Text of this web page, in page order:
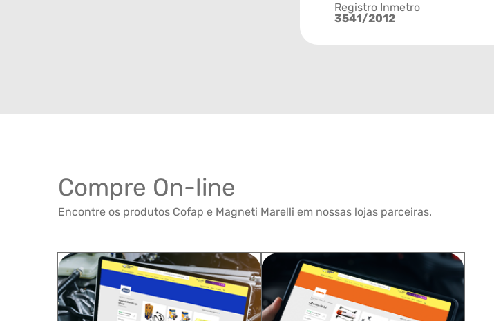
Registro Inmetro
3541/2012
Compre On-line
Encontre os produtos Cofap e Magneti Marelli em nossas lojas parceiras.